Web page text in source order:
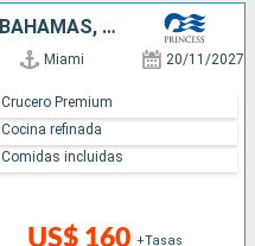
BELICE, HONDURAS, MÉXICO, BAHAMAS, ESTADOS UNIDOS
Miami 20/11/2027
US$ 160 +Tasas
Crucero Premium
Cocina refinada
Comidas incluidas